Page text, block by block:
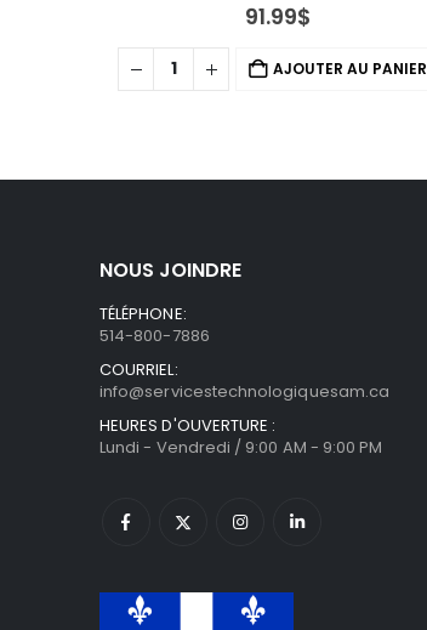
91.99$
AJOUTER AU PANIER
NOUS JOINDRE
TÉLÉPHONE:
514-800-7886
COURRIEL:
info@servicestechnologiquesam.ca
HEURES D'OUVERTURE :
Lundi - Vendredi / 9:00 AM - 9:00 PM